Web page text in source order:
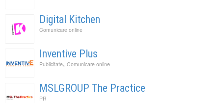
Digital Kitchen
Comunicare online
Inventive Plus
Publicitate, Comunicare online
MSLGROUP The Practice
PR